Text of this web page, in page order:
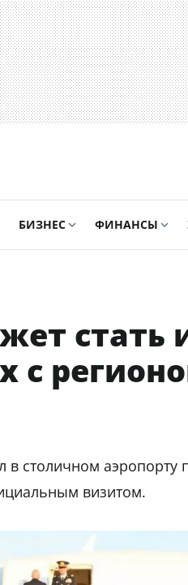
БИЗНЕС ФИНАНСЫ
стать
с
в столичном
визитом.